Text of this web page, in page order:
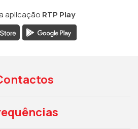
aplicação RTP Play